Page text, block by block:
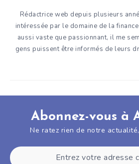
Rédactrice web depuis plusieurs
intéressée par le domaine de la
aussi vaste que passionnant, il me
gens puissent être informés de leurs
Abonnez-vous à
Ne ratez rien de notre